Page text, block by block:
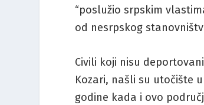
“poslužio srpskim
od nesrpskog
Civili koji nisu
Kozari, našli su utočište
godine kada i ovo